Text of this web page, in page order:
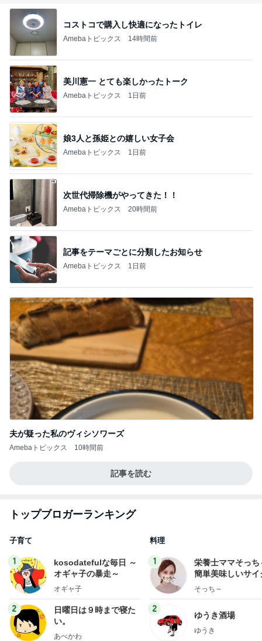
コストコで購入し快適になったトイレ
Amebaトピックス 14時間前
美川憲一 とても楽しかったトーク
Amebaトピックス 1日前
娘3人と孫姫との嬉しい女子会
Amebaトピックス 1日前
次世代掃除機がやってきた！！
Amebaトピックス 20時間前
記事をテーマごとに分類したお知らせ
Amebaトピックス 1日前
夫が疑った私のヴィシソワーズ
Amebaトピックス 10時間前
記事を読む
トップブロガーランキング
子育て
1
kosodatefulな毎日 ～
オギャ子の暴走～
オギャ子
2
日曜日は９時まで寝た
い。
あべかわ
料理
1
栄養士ママそっち
簡単美味しいサイ
献立
そっち～
2
ゆうき酒場
ゆうき